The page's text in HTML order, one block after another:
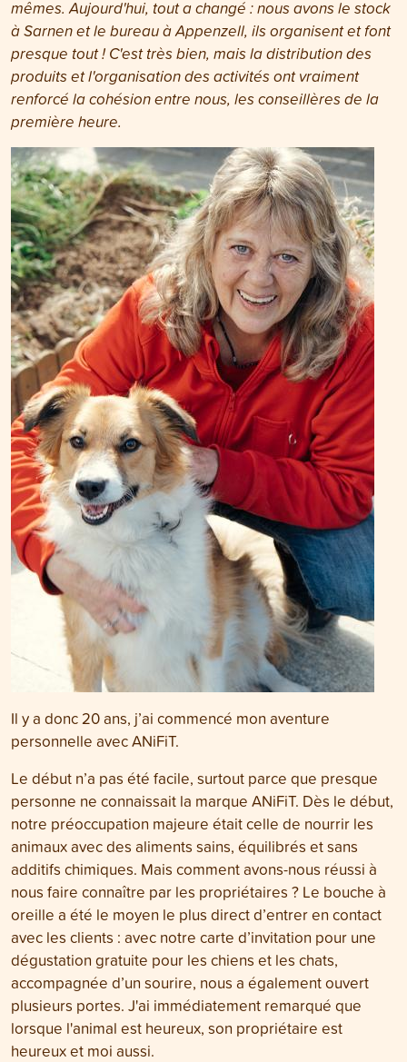
mêmes. Aujourd'hui, tout a changé : nous avons le stock
à Sarnen et le bureau à Appenzell, ils organisent et font
presque tout ! C'est très bien, mais la distribution des
produits et l'organisation des activités ont vraiment
renforcé la cohésion entre nous, les conseillères de la
première heure.
Il y a donc 20 ans, j’ai commencé mon aventure
personnelle avec ANiFiT.
Le début n’a pas été facile, surtout parce que presque
personne ne connaissait la marque ANiFiT. Dès le début,
notre préoccupation majeure était celle de nourrir les
animaux avec des aliments sains, équilibrés et sans
additifs chimiques. Mais comment avons-nous réussi à
nous faire connaître par les propriétaires ? Le bouche à
oreille a été le moyen le plus direct d’entrer en contact
avec les clients : avec notre carte d’invitation pour une
dégustation gratuite pour les chiens et les chats,
accompagnée d’un sourire, nous a également ouvert
plusieurs portes. J'ai immédiatement remarqué que
lorsque l'animal est heureux, son propriétaire est
heureux et moi aussi.